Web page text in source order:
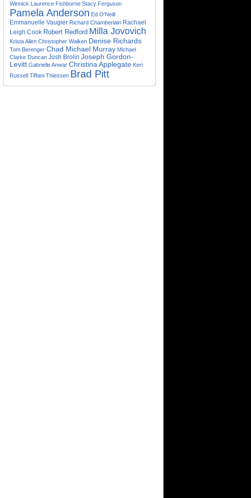
Winnick Laurence Fishburne Stacy Ferguson
Pamela Anderson Ed O'Neill
Emmanuelle Vaugier Richard Chamberlain Rachael
Leigh Cook Robert Redford Milla Jovovich
Krista Allen Christopher Walken Denise Richards
Tom Berenger Chad Michael Murray Michael
Clarke Duncan Josh Brolin Joseph Gordon-
Levitt Gabrielle Anwar Christina Applegate Keri
Russell Tiffani Thiessen Brad Pitt